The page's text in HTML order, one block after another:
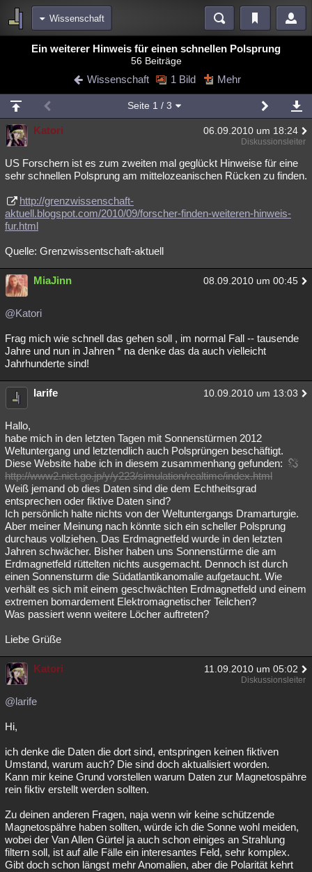
Wissenschaft
Bereiche
Blogs
Chat Wiki Neuigkeiten
meine Rubriken
Menschen Mystery Kriminalfälle
Spiritualität Verschwörungen Technologie Ufologie
weitere Rubriken
Philosophie
Astronomie Helpdesk Gruppen
Musik Clash Allmystery English
Lesenswert Schlüsselwörter
Ein weiterer Hinweis für einen schnellen Polsprung
56 Beiträge
Wissenschaft 1 Bild Mehr
Seite 1 / 3
Katori 06.09.2010 um 18:24
Diskussionsleiter
US Forschern ist es zum zweiten mal geglückt Hinweise für eine
sehr schnellen Polsprung am mittelozeanischen Rücken zu finden.
http://grenzwissenschaft-
aktuell.blogspot.com/2010/09/forscher-finden-weiteren-hinweis-
fur.html
Quelle: Grenzwissentschaft-aktuell
MiaJinn 08.09.2010 um 00:45
@Katori
Frag mich wie schnell das gehen soll , im normal Fall -- tausende
Jahre und nun in Jahren * na denke das da auch vielleicht
Jahrhunderte sind!
larife 10.09.2010 um 13:03
Hallo,
habe mich in den letzten Tagen mit Sonnenstürmen 2012
Weltuntergang und letztendlich auch Polsprüngen beschäftigt.
Diese Website habe ich in diesem zusammenhang gefunden:
http://www2.nict.go.jp/y/y223/simulation/realtime/index.html
Weiß jemand ob dies Daten sind die dem Echtheitsgrad
entsprechen oder fiktive Daten sind?
Ich persönlich halte nichts von der Weltuntergangs Dramarturgie.
Aber meiner Meinung nach könnte sich ein scheller Polsprung
durchaus vollziehen. Das Erdmagnetfeld wurde in den letzten
Jahren schwächer. Bisher haben uns Sonnenstürme die am
Erdmagnetfeld rüttelten nichts ausgemacht. Dennoch ist durch
einen Sonnensturm die Südatlantikanomalie aufgetaucht. Wie
verhält es sich mit einem geschwächten Erdmagnetfeld und einem
extremen bomardement Elektromagnetischer Teilchen?
Was passiert wenn weitere Löcher auftreten?
Liebe Grüße
Katori 11.09.2010 um 05:02
Diskussionsleiter
@larife
Hi,
ich denke die Daten die dort sind, entspringen keinen fiktiven
Umstand, warum auch? Die sind doch aktualisiert worden.
Kann mir keine Grund vorstellen warum Daten zur Magnetospähre
rein fiktiv erstellt werden sollten.
Zu deinen anderen Fragen, naja wenn wir keine schützende
Magnetospähre haben sollten, würde ich die Sonne wohl meiden,
wobei der Van Allen Gürtel ja auch schon einiges an Strahlung
filtern soll, ist auf alle Fälle ein interesantes Feld, sehr komplex.
Gibt doch schon längst mehr Anomalien, aber die Polarität kehrt